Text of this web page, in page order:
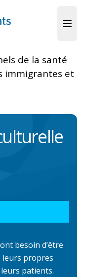
de la santé
immigrantes et
besoin d’être
leurs propres
patients.